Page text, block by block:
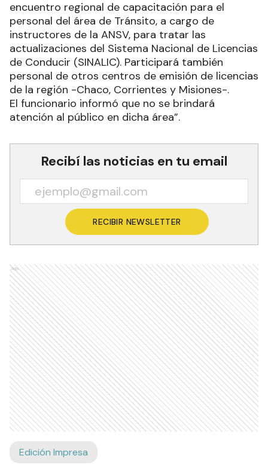
encuentro regional de capacitación para el
personal del área de Tránsito, a cargo de
instructores de la ANSV, para tratar las
actualizaciones del Sistema Nacional de Licencias
de Conducir (SINALIC). Participará también
personal de otros centros de emisión de licencias
de la región -Chaco, Corrientes y Misiones-.
El funcionario informó que no se brindará
atención al público en dicha área”.
Recibí las noticias en tu email
RECIBIR NEWSLETTER
Ads
Edición Impresa